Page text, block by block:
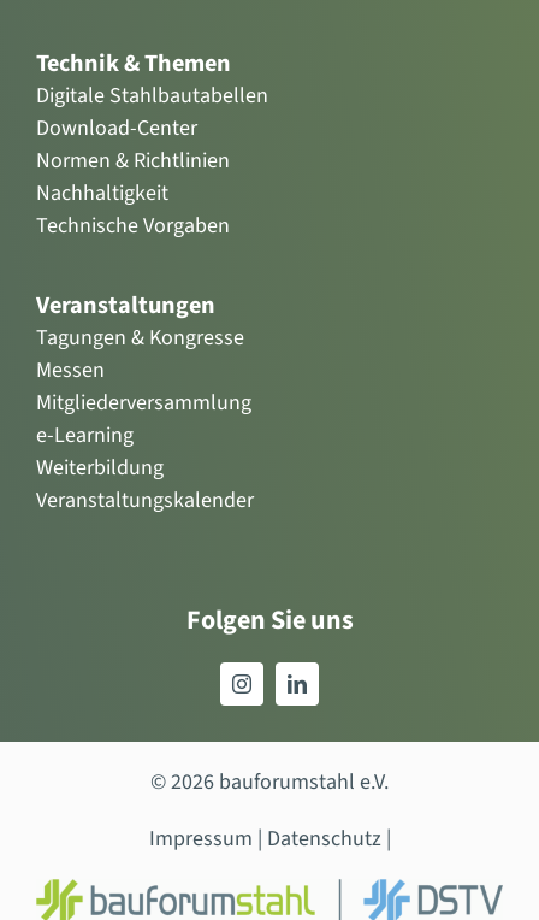
Technik & Themen
Digitale Stahlbautabellen
Download-Center
Normen & Richtlinien
Nachhaltigkeit
Technische Vorgaben
Veranstaltungen
Tagungen & Kongresse
Messen
Mitgliederversammlung
e-Learning
Weiterbildung
Veranstaltungskalender
Folgen Sie uns
© 2026 bauforumstahl e.V.
Impressum | Datenschutz|